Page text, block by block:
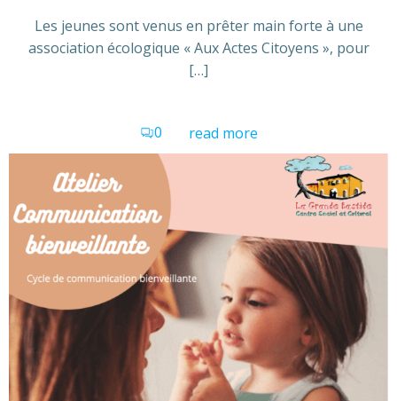
Les jeunes sont venus en prêter main forte à une
association écologique « Aux Actes Citoyens », pour
[…]
0 read more